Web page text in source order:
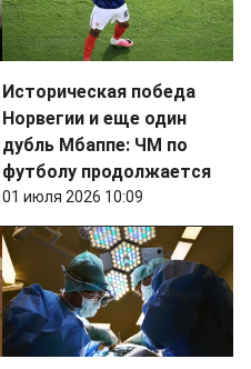
Историческая победа
Норвегии и еще один
дубль Мбаппе: ЧМ по
футболу продолжается
01 июля 2026 10:09